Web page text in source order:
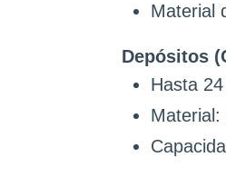
Material
Depósitos
Hasta
Material: